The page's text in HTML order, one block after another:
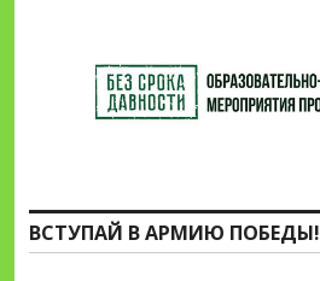
ВСТУПАЙ В АРМИЮ ПОБЕДЫ!